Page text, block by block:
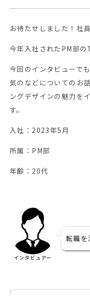
お待たせしました！社
今年入社されたPM部の
今回のインタビューで
気のなどについてのお
ングデザインの魅力を
す。
入社：2023年5月
所属：PM部
年齢：20代
インタビュアー
転職を